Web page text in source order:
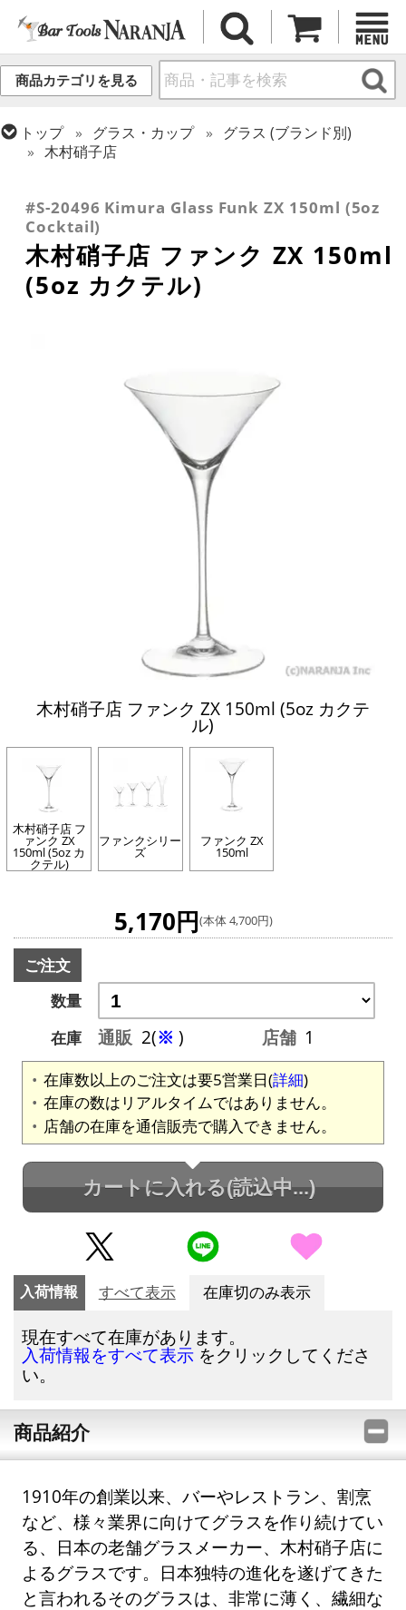
商品カテゴリを見る
トップ グラス・カップ
グラス (ブランド別)
木村硝子店
カクテルグラス (全サイズ)
#S-20496 Kimura Glass Funk ZX 150ml (5oz
Cocktail)
木村硝子店 ファンク ZX 150ml
(5oz カクテル)
木村硝子店 ファンク ZX 150ml (5oz カクテ
ル)
木村硝子店 フ
ァンク ZX
150ml (5oz カ
クテル)
ファンクシリー
ズ
ファンク ZX
150ml
5,170円(本体 4,700円)
ご注文
数量
在庫
通販 2(※ ) 店舗 1
在庫数以上のご注文は要5営業日(詳細)
在庫の数はリアルタイムではありません。
店舗の在庫を通信販売で購入できません。
カートに入れる(読込中...)
入荷情報 すべて表示 在庫切のみ表示
現在すべて在庫があります。
入荷情報をすべて表示 をクリックしてくださ
い。
商品紹介
1910年の創業以来、バーやレストラン、割烹
など、様々業界に向けてグラスを作り続けてい
る、日本の老舗グラスメーカー、木村硝子店に
よるグラスです。日本独特の進化を遂げてきた
と言われるそのグラスは、非常に薄く、繊細な